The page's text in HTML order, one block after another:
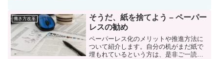
働き方改革
そうだ、紙を捨てよう – ペーパー
レスの勧め
ペーパーレス化のメリットや推進方法に
ついて紹介します。自分の机がまだ紙で
埋もれているという方は、是非ご一読く